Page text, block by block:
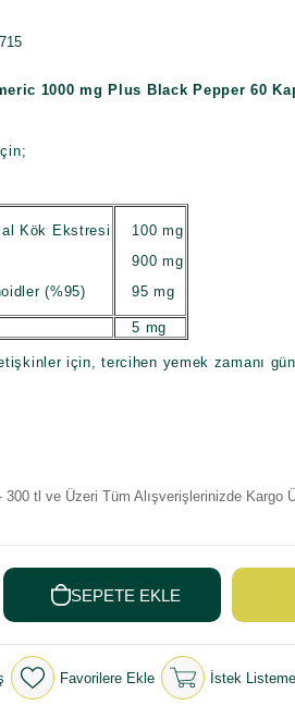
1000 mg Plus Black Pepper 60
Kök Ekstresi
(%95)
100 mg
900 mg
95 mg
5 mg
için, tercihen yemek zamanı
300 tl ve Üzeri Tüm Alışverişlerinizde Kargo
Favorilere Ekle İstek